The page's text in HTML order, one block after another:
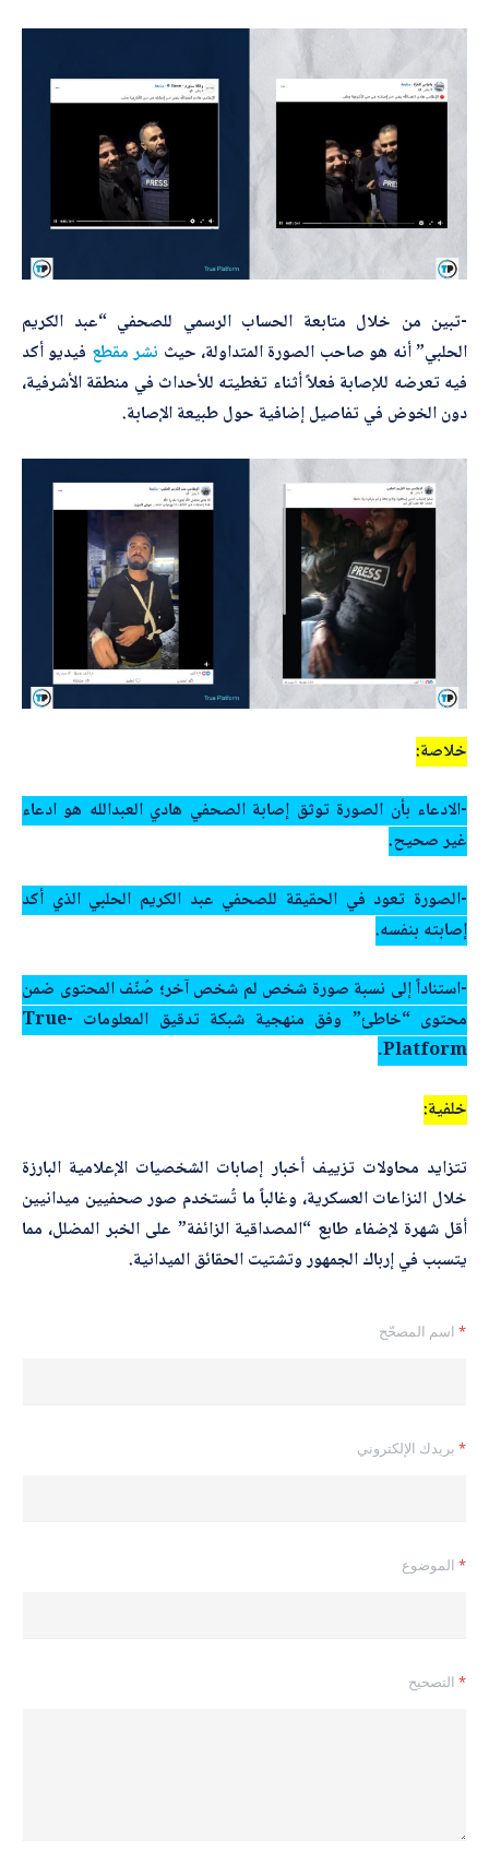
-تبين من خلال متابعة الحساب الرسمي للصحفي “عبد الكريم
الحلبي” أنه هو صاحب الصورة المتداولة، حيث نشرمقطع فيديو أكد
فيه تعرضه للإصابة فعلاً أثناء تغطيته للأحداث في منطقة الأشرفية،
دون الخوض في تفاصيل إضافية حول طبيعة الإصابة.
خلاصة:
-الادعاء بأن الصورة توثق إصابة الصحفي هادي العبدالله هو ادعاء
غير صحيح.
-الصورة تعود في الحقيقة للصحفي عبد الكريم الحلبي الذي أكد
إصابته بنفسه.
-استناداً إلى نسبة صورة شخص لم شخص آخر؛ صُنّف المحتوى ضمن
محتوى “خاطئ” وفق منهجية شبكة تدقيق المعلومات -True
Platform.
خلفية:
تتزايد محاولات تزييف أخبار إصابات الشخصيات الإعلامية البارزة
خلال النزاعات العسكرية، وغالباً ما تُستخدم صور صحفيين ميدانيين
أقل شهرة لإضفاء طابع “المصداقية الزائفة” على الخبر المضلل، مما
يتسبب في إرباك الجمهور وتشتيت الحقائق الميدانية.
*
*
*
*